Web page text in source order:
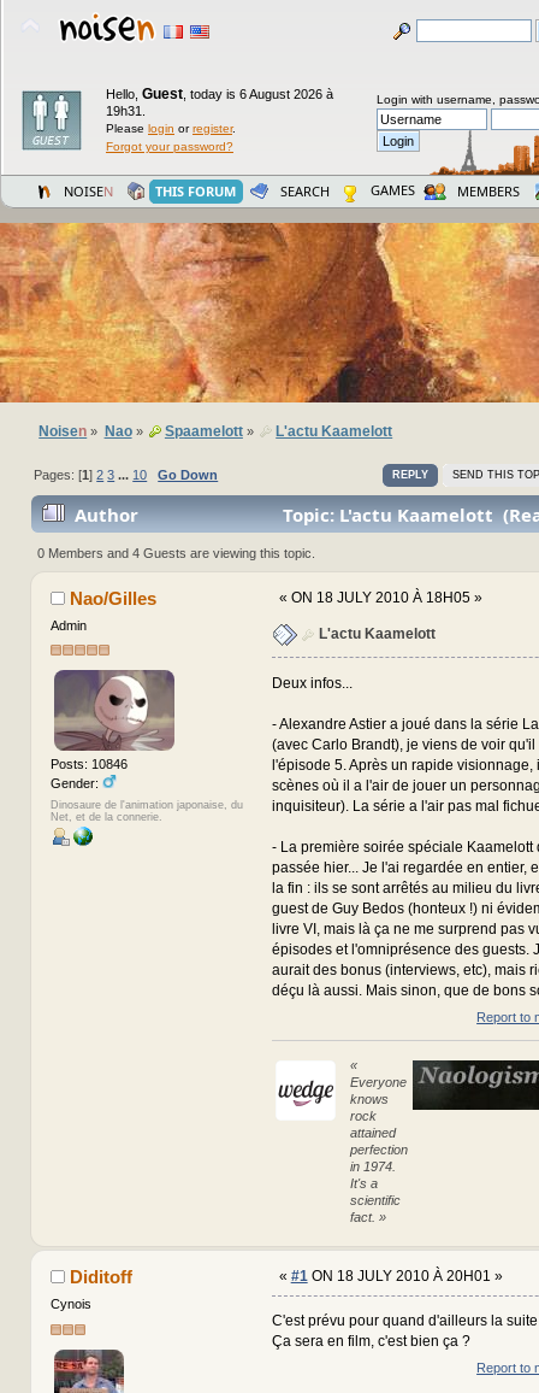
Hello, Guest today is 6 August 2026 à
19h31.
Please login orregister.
Forgot your password?
Login with username,
NOISEN THIS FORUM SEARCH GAMES MEMBERS
Noisen » Nao» Spaamelott» L'actu Kaamelott
REPLY SEND THIS
Pages: [1]2 3 ... 10 Go Down
Author
Topic: L'actu Kaamelott
times)
0 Members and 4 Guests are viewing this topic.
Nao/Gilles
Admin
Posts: 10846
Gender:
Dinosaure de l'animation japonaise, du
Net, et de la connerie.
« ON 18 JULY 2010 À 18H05 »
L'actu Kaamelott
Deux infos...
- Alexandre Astier a joué dans la série
(avec Carlo Brandt), je viens de voir qu'il
l'épisode 5. Après un rapide visionnage,
scènes où il a l'air de jouer un
inquisiteur). La série a l'air pas mal
- La première soirée spéciale Kaamelott
passée hier... Je l'ai regardée en entier,
la fin : ils se sont arrêtés au milieu du
guest de Guy Bedos (honteux !) ni
livre VI, mais là ça ne me surprend pas
épisodes et l'omniprésence des guests.
aurait des bonus (interviews, etc), mais
déçu là aussi. Mais sinon, que de bons
Report to
«
Everyone
knows
rock
attained
perfection
in 1974.
It's a
scientific
fact. »
Diditoff
Cynois
« #1ON 18 JULY 2010 À 20H01 »
C'est prévu pour quand d'ailleurs la
Ça sera en film, c'est bien ça ?
Report to